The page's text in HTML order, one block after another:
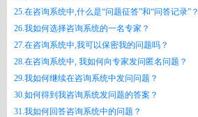
25.在咨询系统中,什么是“问题征答”和“问答记录”？
26.我如何选择咨询系统的一名专家？
27.在咨询系统中,我可以保密我的问题吗？
28.在咨询系统中, 我如何向专家发问匿名问题？
29.我如何继续在咨询系统中发问问题？
30.如何得到我咨询系统发问题的答案？
31.我如何回答咨询系统中的问题？